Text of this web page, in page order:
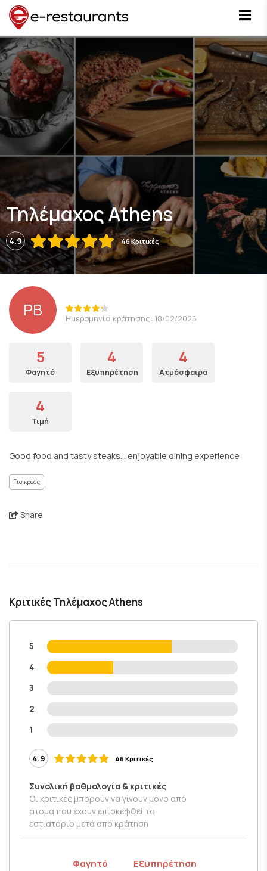
Τηλέμαχος Athens
4.9 46 Κριτικές
PB Ημερομηνία κράτησης: 18/02/2025
5
Φαγητό
4
Εξυπηρέτηση
4
Ατμόσφαιρα
4
Τιμή
Good food and tasty steaks... enjoyable dining experience
Για κρέας
Share
Κριτικές Τηλέμαχος Athens
5
4
3
2
1
4.9 46 Κριτικές
Συνολική βαθμολογία & κριτικές
Οι κριτικές μπορούν να γίνουν μόνο από
άτομα που έχουν επισκεφθεί το
εστιατόριο μετά από κράτηση
Φαγητό Εξυπηρέτηση